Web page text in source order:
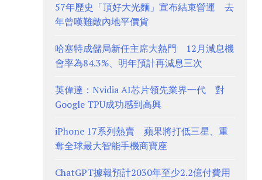
57年歷史「頂好大光麵」宣布結束營運 去
年曾嘆難敵內地平價貨
哈塞特成儲局新任主席大熱門 12月減息機
會率為84.3%、明年預計再減息三次
英偉達：Nvidia AI芯片領先業界一代 對
Google TPU成功感到高興
iPhone 17系列熱賣 蘋果將打低三星、重
奪全球最大智能手機商寶座
ChatGPT據報預計2030年至少2.2億付費用